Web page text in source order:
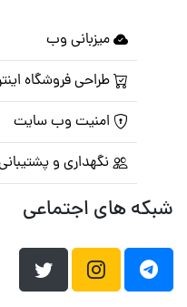
میزبانی وب
طراحی فروشگاه
امنیت وب سایت
نگهداری و
شبکه های اجتماعی